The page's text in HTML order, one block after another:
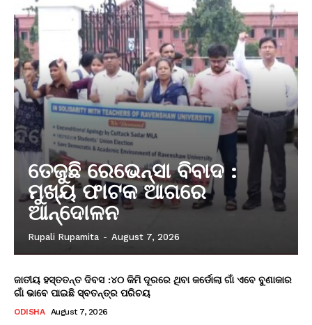
ତେଜୁଛି ରେଭେନ୍ସା ବିବାଦ :
ମୁଖ୍ୟ ଫାଟକ ଆଗରେ
ଆନ୍ଦୋଳନ
Rupali Rupamita - August 7, 2026
ଜାତୀୟ ହସ୍ତତନ୍ତ ଦିବସ :୪୦ କିମି ଦୂରରେ ଥିବା କର୍ଡୋଲା ଗାଁ ଏବେ ବୁଣାକାର
ଗାଁ ଭାବେ ପାଇଛି ସ୍ବତନ୍ତ୍ର ପରିଚୟ
ODISHA August 7, 2026